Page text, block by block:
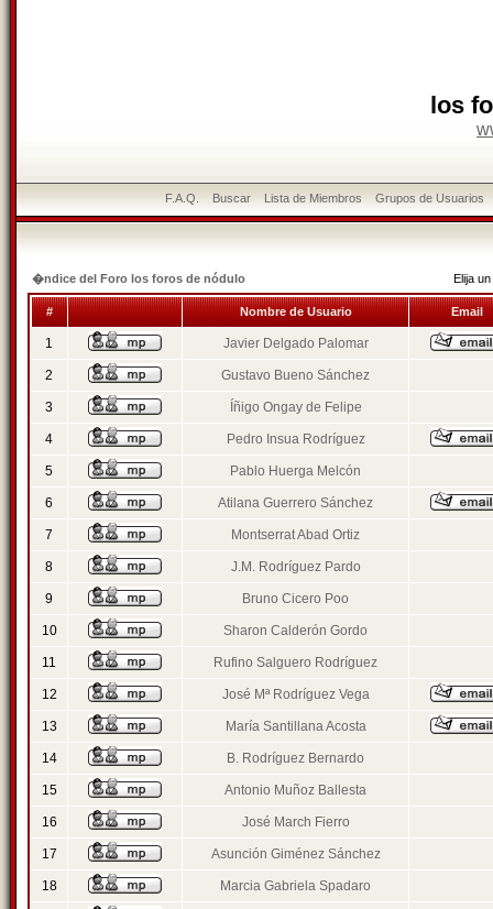
los
F.A.Q. Buscar Lista de Miembros Grupos de Usuarios
�ndice del Foro los foros de nódulo Elija
# Nombre de Usuario Email
1 Javier Delgado Palomar
2 Gustavo Bueno Sánchez
3 Íñigo Ongay de Felipe
4 Pedro Insua Rodríguez
5 Pablo Huerga Melcón
6 Atilana Guerrero Sánchez
7 Montserrat Abad Ortiz
8 J.M. Rodríguez Pardo
9 Bruno Cicero Poo
10 Sharon Calderón Gordo
11 Rufino Salguero Rodríguez
12 José Mª Rodríguez Vega
13 María Santillana Acosta
14 B. Rodríguez Bernardo
15 Antonio Muñoz Ballesta
16 José March Fierro
17 Asunción Giménez Sánchez
18 Marcia Gabriela Spadaro